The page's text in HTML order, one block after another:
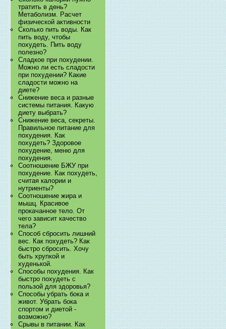
тратить в день?
Метаболизм. Расчет
физической активности
Сколько пить воды. Как
пить воду, чтобы
похудеть. Пить воду
полезно?
Сладкое при похудении.
Можно ли есть сладости
при похудении? Какие
сладости можно на
диете?
Снижение веса и разные
системы питания. Какую
диету выбрать?
Снижение веса, секреты.
Правильное питание для
похудения. Как
похудеть? Здоровое
похудение, меню для
похудения.
Соотношение БЖУ при
похудение. Как похудеть,
считая калории и
нутриенты?
Соотношение жира и
мышц. Красивое
прокачанное тело. От
чего зависит качество
тела?
Способ сбросить лишний
вес. Как похудеть? Как
быстро сбросить. Хочу
быть хрупкой и
худенькой.
Способы похудения. Как
быстро похудеть с
пользой для здоровья?
Способы убрать бока и
живот. Убрать бока
спортом и диетой -
возможно?
Срывы в питании. Как